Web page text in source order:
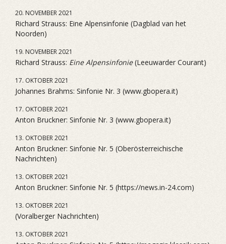
20. NOVEMBER 2021
Richard Strauss: Eine Alpensinfonie (Dagblad van het
Noorden)
19. NOVEMBER 2021
Richard Strauss: Eine Alpensinfonie(Leeuwarder Courant)
17. OKTOBER 2021
Johannes Brahms: Sinfonie Nr. 3 (www.gbopera.it)
17. OKTOBER 2021
Anton Bruckner: Sinfonie Nr. 3 (www.gbopera.it)
13. OKTOBER 2021
Anton Bruckner: Sinfonie Nr. 5 (Oberösterreichische
Nachrichten)
13. OKTOBER 2021
Anton Bruckner: Sinfonie Nr. 5 (https://news.in-24.com)
13. OKTOBER 2021
(Voralberger Nachrichten)
13. OKTOBER 2021